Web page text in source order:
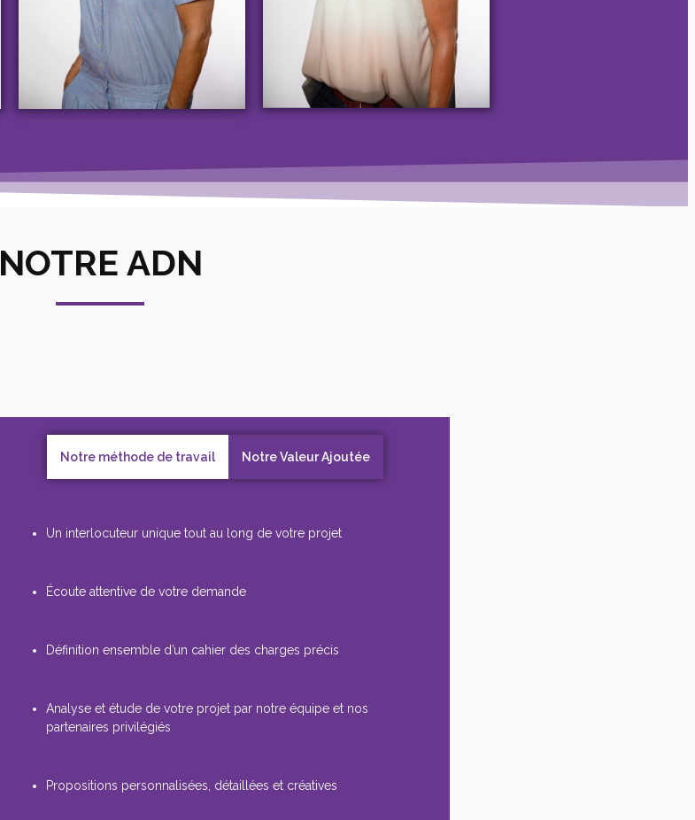
NOTRE ADN
Notre méthode de travail Notre Valeur Ajoutée
Un interlocuteur unique tout au long de votre projet
Écoute attentive de votre demande
Définition ensemble d’un cahier des charges précis
Analyse et étude de votre projet par notre équipe et nos
partenaires privilégiés
Propositions personnalisées, détaillées et créatives